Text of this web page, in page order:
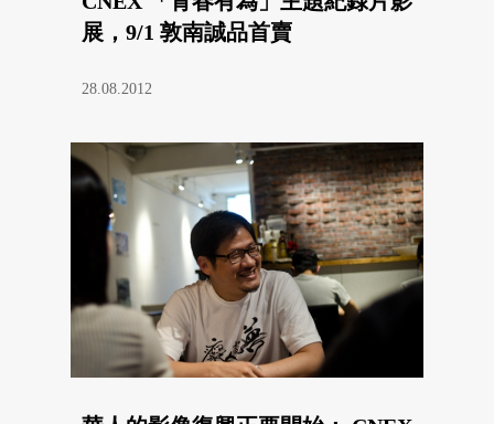
展，9/1 敦南誠品首賣
28.08.2012